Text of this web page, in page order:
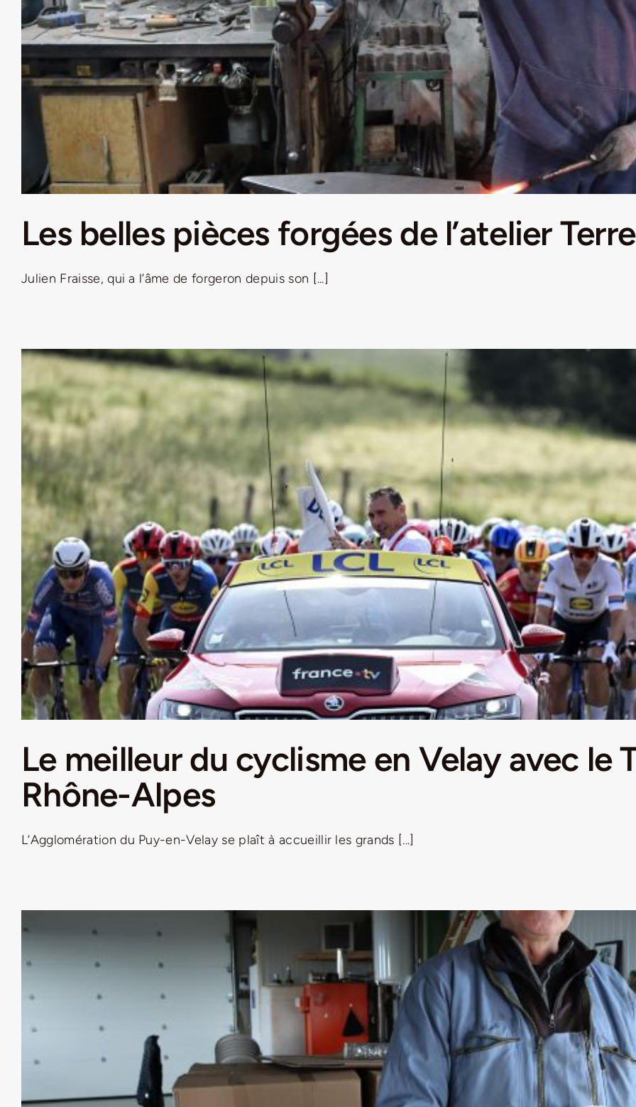
Les belles pièces forgées de l’atelier
Julien Fraisse, qui a l’âme de forgeron depuis son [...]
Le meilleur du cyclisme en Velay avec le
Rhône-Alpes
L’Agglomération du Puy-en-Velay se plaît à accueillir les grands [...]